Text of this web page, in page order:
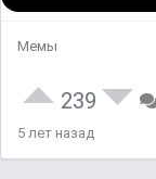
Мемы
239
5 лет назад